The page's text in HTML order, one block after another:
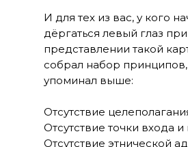
И для тех из вас, у кого
дёргаться левый глаз при
представлении такой
собрал набор
упоминал выше:
Отсутствие
Отсутствие точки входа
Отсутствие этнической